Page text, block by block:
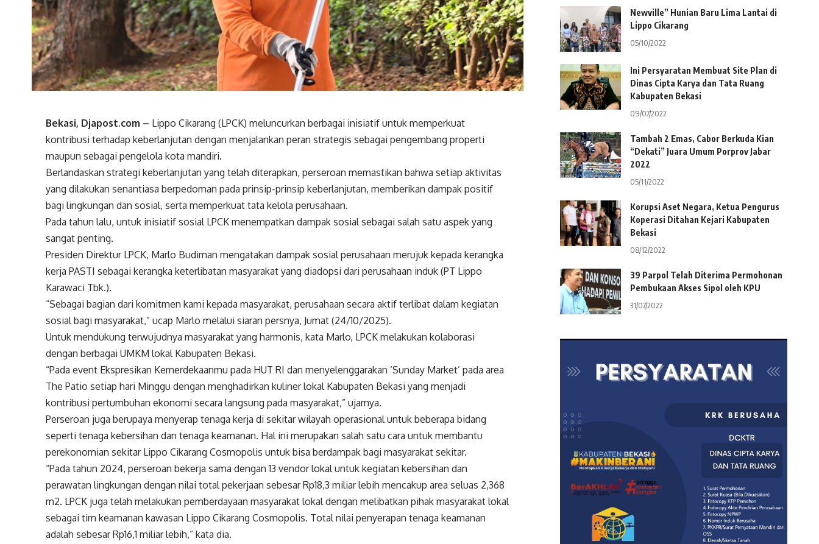
Bekasi, Djapost.com – Lippo Cikarang (LPCK) meluncurkan berbagai inisiatif untuk memperkuat
kontribusi terhadap keberlanjutan dengan menjalankan peran strategis sebagai pengembang properti
maupun sebagai pengelola kota mandiri.
Berlandaskan strategi keberlanjutan yang telah diterapkan, perseroan memastikan bahwa setiap aktivitas
yang dilakukan senantiasa berpedoman pada prinsip-prinsip keberlanjutan, memberikan dampak positif
bagi lingkungan dan sosial, serta memperkuat tata kelola perusahaan.
Pada tahun lalu, untuk inisiatif sosial LPCK menempatkan dampak sosial sebagai salah satu aspek yang
sangat penting.
Presiden Direktur LPCK, Marlo Budiman mengatakan dampak sosial perusahaan merujuk kepada kerangka
kerja PASTI sebagai kerangka keterlibatan masyarakat yang diadopsi dari perusahaan induk (PT Lippo
Karawaci Tbk.).
“Sebagai bagian dari komitmen kami kepada masyarakat, perusahaan secara aktif terlibat dalam kegiatan
sosial bagi masyarakat,” ucap Marlo melalui siaran persnya, Jumat (24/10/2025).
Untuk mendukung terwujudnya masyarakat yang harmonis, kata Marlo, LPCK melakukan kolaborasi
dengan berbagai UMKM lokal Kabupaten Bekasi.
“Pada event Ekspresikan Kemerdekaanmu pada HUT RI dan menyelenggarakan ‘Sunday Market’ pada area
The Patio setiap hari Minggu dengan menghadirkan kuliner lokal Kabupaten Bekasi yang menjadi
kontribusi pertumbuhan ekonomi secara langsung pada masyarakat,” ujarnya.
Perseroan juga berupaya menyerap tenaga kerja di sekitar wilayah operasional untuk beberapa bidang
seperti tenaga kebersihan dan tenaga keamanan. Hal ini merupakan salah satu cara untuk membantu
perekonomian sekitar Lippo Cikarang Cosmopolis untuk bisa berdampak bagi masyarakat sekitar.
“Pada tahun 2024, perseroan bekerja sama dengan 13 vendor lokal untuk kegiatan kebersihan dan
perawatan lingkungan dengan nilai total pekerjaan sebesar Rp18,3 miliar lebih mencakup area seluas 2,368
m2. LPCK juga telah melakukan pemberdayaan masyarakat lokal dengan melibatkan pihak masyarakat lokal
sebagai tim keamanan kawasan Lippo Cikarang Cosmopolis. Total nilai penyerapan tenaga keamanan
adalah sebesar Rp16,1 miliar lebih,” kata dia.
Newville” Hunian Baru Lima Lantai di
Lippo Cikarang
05/10/2022
Ini Persyaratan Membuat Site Plan di
Dinas Cipta Karya dan Tata Ruang
Kabupaten Bekasi
09/07/2022
Tambah 2 Emas, Cabor Berkuda Kian
“Dekati” Juara Umum Porprov Jabar
2022
05/11/2022
Korupsi Aset Negara, Ketua Pengurus
Koperasi Ditahan Kejari Kabupaten
Bekasi
08/12/2022
39 Parpol Telah Diterima Permohonan
Pembukaan Akses Sipol oleh KPU
31/07/2022